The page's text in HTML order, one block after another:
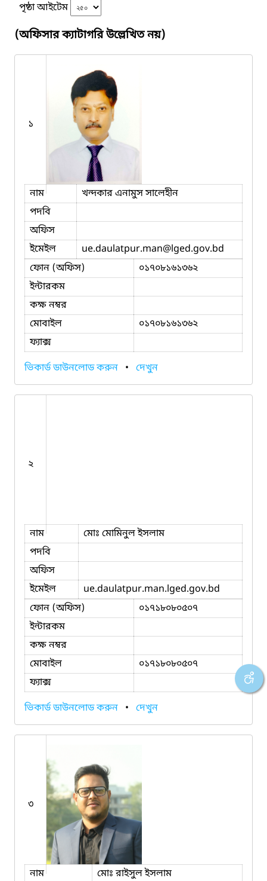
পৃষ্ঠা আইটেম
(অফিসার ক্যাটাগরি উল্লেখিত নয়)
১
নাম
খন্দকার এনামুস সালেহীন
পদবি
অফিস
ইমেইল
ue.daulatpur.man@lged.gov.bd
ফোন (অফিস)
০১৭০৮১৬১৩৬২
ইন্টারকম
কক্ষ নম্বর
মোবাইল
০১৭০৮১৬১৩৬২
ফ্যাক্স
ভিকার্ড ডাউনলোড করুন • দেখুন
২
নাম
মোঃ মোমিনুল ইসলাম
পদবি
অফিস
ইমেইল
ue.daulatpur.man.lged.gov.bd
ফোন (অফিস)
০১৭১৮০৮০৫০৭
ইন্টারকম
কক্ষ নম্বর
মোবাইল
০১৭১৮০৮০৫০৭
ফ্যাক্স
ভিকার্ড ডাউনলোড করুন • দেখুন
৩
নাম
মোঃ রাইসুল ইসলাম